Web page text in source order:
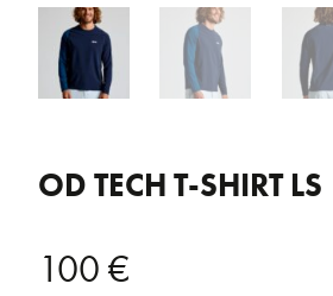
OD TECH T-SHIRT LS
100€